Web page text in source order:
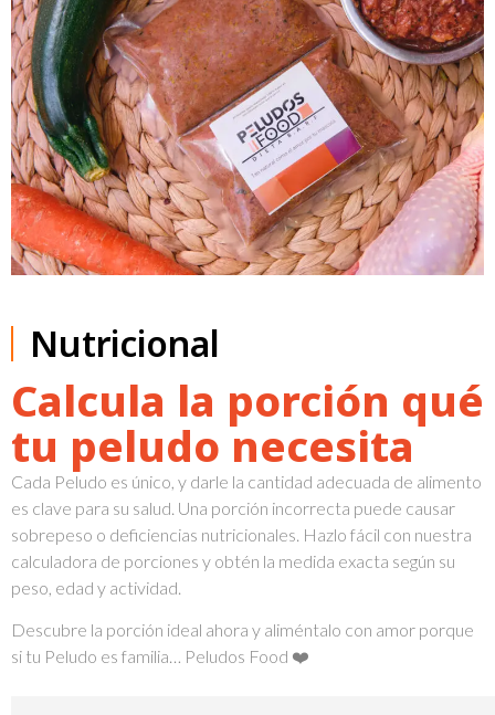
Nutricional
Calcula la porción qué
tu peludo necesita
Cada Peludo es único, y darle la cantidad adecuada de alimento
es clave para su salud. Una porción incorrecta puede causar
sobrepeso o deficiencias nutricionales. Hazlo fácil con nuestra
calculadora de porciones y obtén la medida exacta según su
peso, edad y actividad.
Descubre la porción ideal ahora y aliméntalo con amor porque
si tu Peludo es familia… Peludos Food ❤️